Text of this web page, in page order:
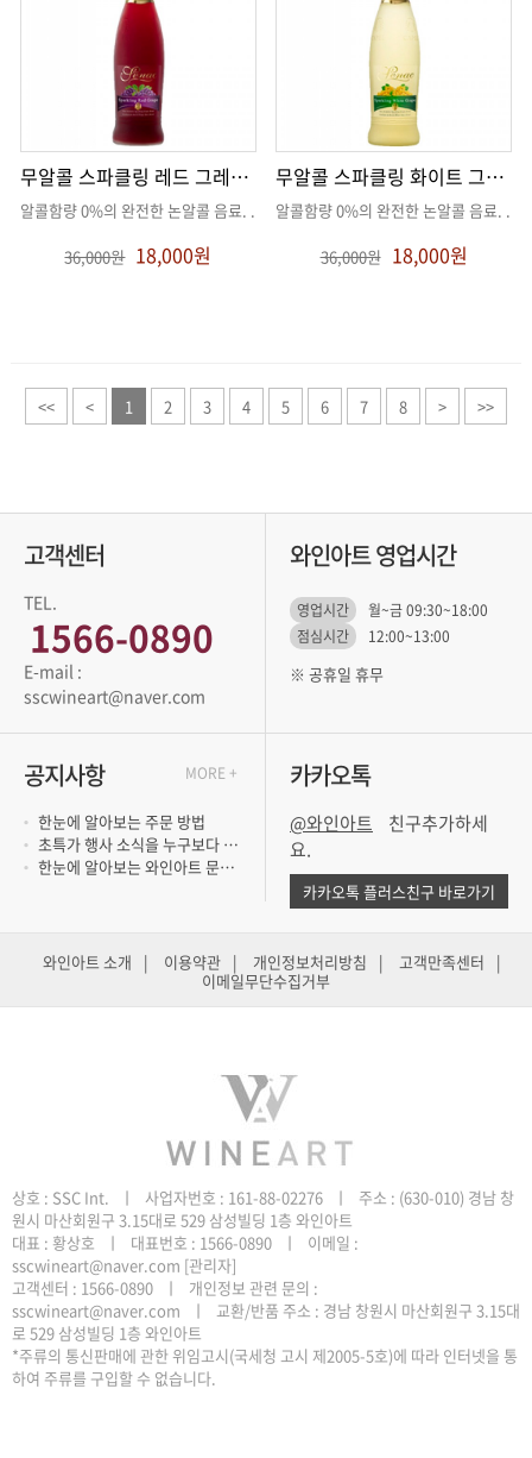
무알콜 스파클링 레드 그레이프
알콜함량 0%의 완전한 논알콜 음료. .
36,000원 18,000원
무알콜 스파클링 화이트 그레이프
알콜함량 0%의 완전한 논알콜 음료. .
36,000원 18,000원
<< < 1 2 3 4 5 6 7 8 > >>
고객센터
TEL.
1566-0890
sscwineart@naver.com
와인아트 영업시간
영업시간
월~금 09:30~18:00
점심시간
12:00~13:00
※ 공휴일 휴무
공지사항
한눈에 알아보는 주문 방법
초특가 행사 소식을 누구보다 빨리 듣고 싶..
한눈에 알아보는 와인아트 문의 방법
MORE + 카카오톡
@와인아트
요.
카카오톡 플러스친구 바로가기
와인아트 소개 | 이용약관 | 개인정보처리방침 | 고객만족센터
|
이메일무단수집거부
원시 마산회원구 3.15대로 529 삼성빌딩 1층 와인아트
sscwineart@naver.com [관리자]
로 529 삼성빌딩 1층 와인아트
하여 주류를 구입할 수 없습니다.